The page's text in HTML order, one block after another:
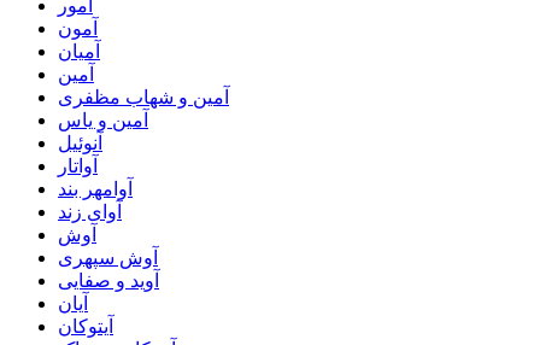
آمور
آمون
آمیان
آمین
آمین و شهاب مظفری
آمین و یاس
آنوئیل
آواتار
آوامهر بند
آوای زند
آوش
آوش سپهری
آوید و صفایی
آیان
آیتوکان